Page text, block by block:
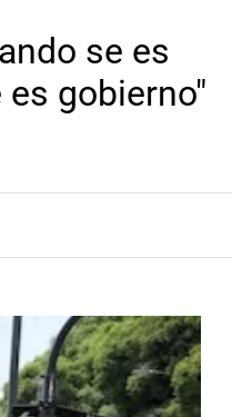
se es
gobierno"